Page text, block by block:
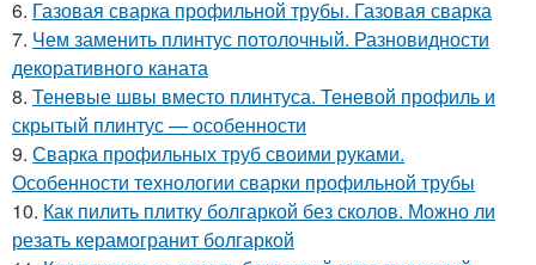
6. Газовая сварка профильной трубы. Газовая сварка
7. Чем заменить плинтус потолочный. Разновидности
декоративного каната
8. Теневые швы вместо плинтуса. Теневой профиль и
скрытый плинтус — особенности
9. Сварка профильных труб своими руками.
Особенности технологии сварки профильной трубы
10. Как пилить плитку болгаркой без сколов. Можно ли
резать керамогранит болгаркой